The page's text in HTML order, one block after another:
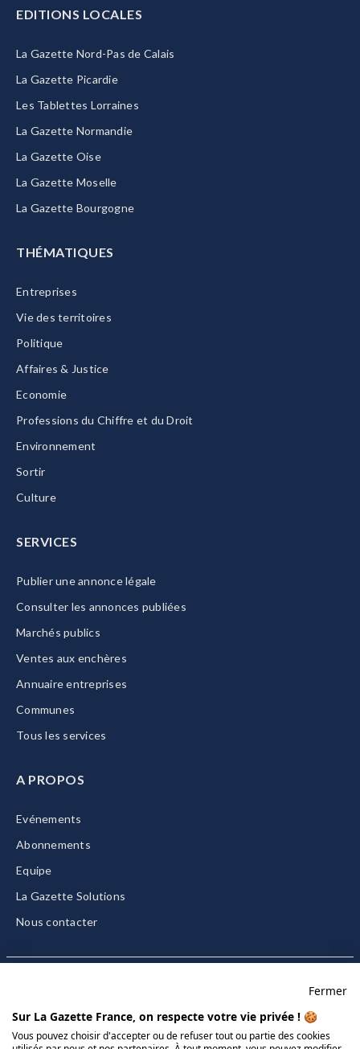
EDITIONS LOCALES
La Gazette Nord-Pas de Calais
La Gazette Picardie
Les Tablettes Lorraines
La Gazette Normandie
La Gazette Oise
La Gazette Moselle
La Gazette Bourgogne
THÉMATIQUES
Entreprises
Vie des territoires
Politique
Affaires & Justice
Economie
Professions du Chiffre et du Droit
Environnement
Sortir
Culture
SERVICES
Publier une annonce légale
Consulter les annonces publiées
Marchés publics
Ventes aux enchères
Annuaire entreprises
Communes
Tous les services
A PROPOS
Evénements
Abonnements
Equipe
La Gazette Solutions
Nous contacter
CGU/CGV
Fermer
Sur La Gazette France, on respecte votre vie privée ! 🍪
Vous pouvez choisir d'accepter ou de refuser tout ou partie des cookies